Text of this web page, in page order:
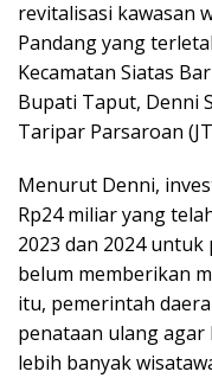
revitalisasi kawasan
Pandang yang
Kecamatan Siatas
Bupati Taput, Denni
Taripar Parsaroan
Menurut Denni,
Rp24 miliar yang
2023 dan 2024
belum memberikan
itu, pemerintah
penataan ulang
lebih banyak